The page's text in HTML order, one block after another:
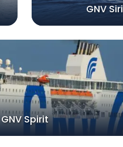
GNV
GNV Spirit